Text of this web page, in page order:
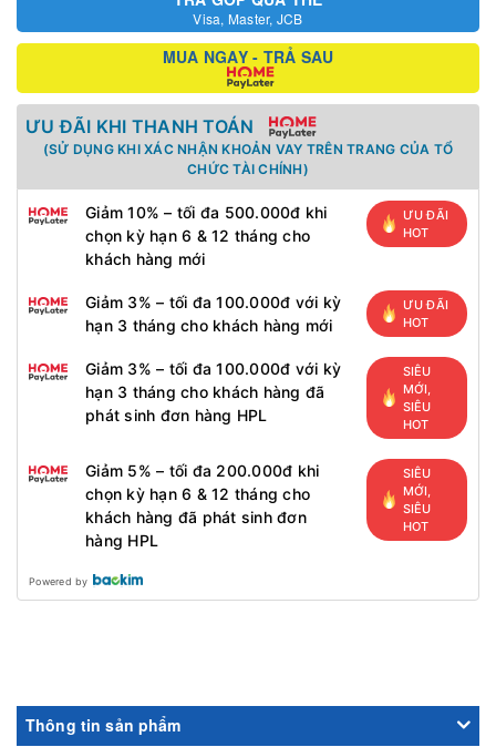
Visa, Master, JCB
MUA NGAY - TRẢ SAU
ƯU ĐÃI KHI THANH TOÁN
(SỬ DỤNG KHI XÁC NHẬN KHOẢN VAY TRÊN TRANG CỦA TỔ
CHỨC TÀI CHÍNH)
Giảm 10% – tối đa 500.000đ khi
chọn kỳ hạn 6 & 12 tháng cho
khách hàng mới
ƯU ĐÃI
HOT
Giảm 3% – tối đa 100.000đ với kỳ
hạn 3 tháng cho khách hàng mới
ƯU ĐÃI
HOT
Giảm 3% – tối đa 100.000đ với kỳ
hạn 3 tháng cho khách hàng đã
phát sinh đơn hàng HPL
SIÊU
MỚI,
SIÊU
HOT
Giảm 5% – tối đa 200.000đ khi
chọn kỳ hạn 6 & 12 tháng cho
khách hàng đã phát sinh đơn
hàng HPL
SIÊU
MỚI,
SIÊU
HOT
Powered by
Thông tin sản phẩm